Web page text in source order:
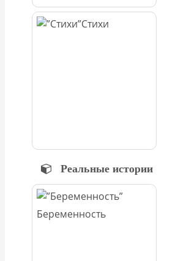
Стихи
Реальные истории
Беременность